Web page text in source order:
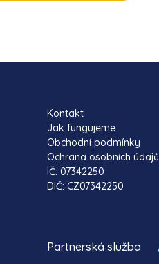
Kontakt
Jak fungujeme
Obchodní podmínky
Ochrana osobních údajů
IČ: 07342250
DIČ: CZ07342250
Partnerská služba